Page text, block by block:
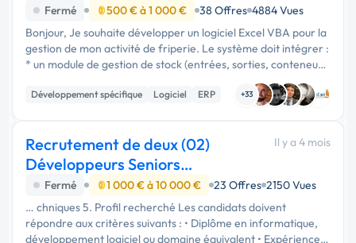
Fermé 500 € à 1 000 € 38 Offres 4884 Vues
Bonjour, Je souhaite développer un logiciel Excel VBA pour la
gestion de mon activité de friperie. Le système doit intégrer :
* un module de gestion de stock (entrées, sorties, conteneurs)
Développement spécifique Logiciel ERP +33
Recrutement de deux (02)
Développeurs Seniors
Freelance Spécialités :
Il y a 4 mois
Fermé 1 000 € à 10 000 € 23 Offres 2150 Vues
… chniques 5. Profil recherché Les candidats doivent
répondre aux critères suivants : • Diplôme en informatique,
développement logiciel ou domaine équivalent • Expérience